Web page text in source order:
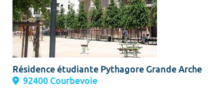
Résidence étudiante Pythagore Grande Arche
92400 Courbevoie